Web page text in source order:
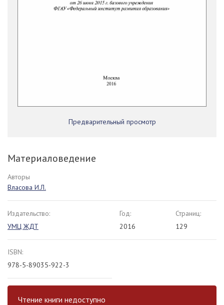
Предварительный просмотр
Материаловедение
Авторы
Власова И.Л.
Издательство:
УМЦ ЖДТ
Год:
2016
Страниц:
129
ISBN:
978-5-89035-922-3
Чтение книги недоступно